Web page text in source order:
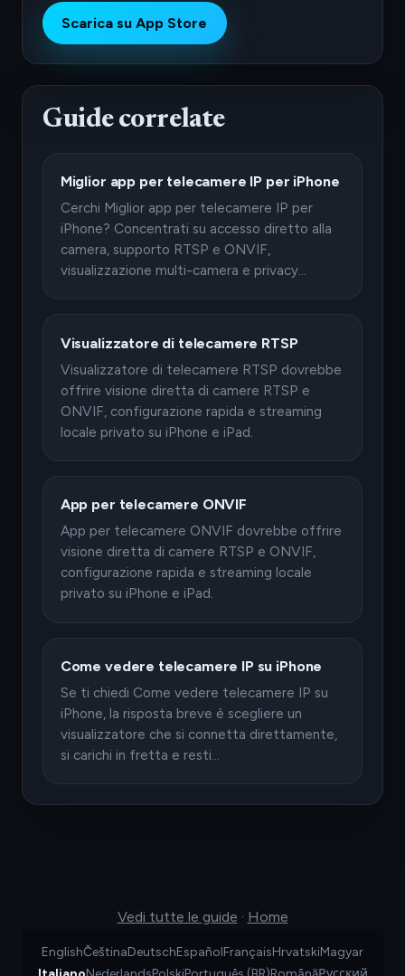
Scarica su App Store
Guide correlate
Miglior app per telecamere IP per iPhone
Cerchi Miglior app per telecamere IP per
iPhone? Concentrati su accesso diretto alla
camera, supporto RTSP e ONVIF,
visualizzazione multi-camera e privacy…
Visualizzatore di telecamere RTSP
Visualizzatore di telecamere RTSP dovrebbe
offrire visione diretta di camere RTSP e
ONVIF, configurazione rapida e streaming
locale privato su iPhone e iPad.
App per telecamere ONVIF
App per telecamere ONVIF dovrebbe offrire
visione diretta di camere RTSP e ONVIF,
configurazione rapida e streaming locale
privato su iPhone e iPad.
Come vedere telecamere IP su iPhone
Se ti chiedi Come vedere telecamere IP su
iPhone, la risposta breve è scegliere un
visualizzatore che si connetta direttamente,
si carichi in fretta e resti…
Vedi tutte le guide · Home
EnglishČeštinaDeutschEspañolFrançaisHrvatskiMagyar